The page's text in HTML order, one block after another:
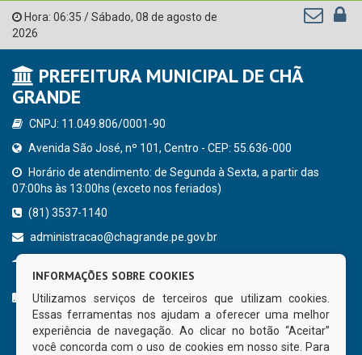
Hora: 06:35 /Sábado, 08 de agosto de
2026
PREFEITURA MUNICIPAL DE CHÃ
GRANDE
CNPJ: 11.049.806/0001-90
Avenida São José, nº 101, Centro - CEP: 55.636-000
Horário de atendimento: de Segunda à Sexta, a partir das
07:00hs às 13:00hs (exceto nos feriados)
(81) 3537-1140
administracao@chagrande.pe.gov.br
CURTA NOSSA FAN PAGE
INFORMAÇÕES SOBRE COOKIES
Utilizamos serviços de terceiros que utilizam cookies.
Essas ferramentas nos ajudam a oferecer uma melhor
experiência de navegação. Ao clicar no botão “Aceitar”
você concorda com o uso de cookies em nosso site. Para